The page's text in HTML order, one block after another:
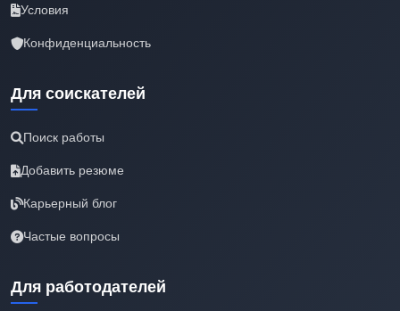
Условия
Конфиденциальность
Для соискателей
Поиск работы
Добавить резюме
Карьерный блог
Частые вопросы
Для работодателей